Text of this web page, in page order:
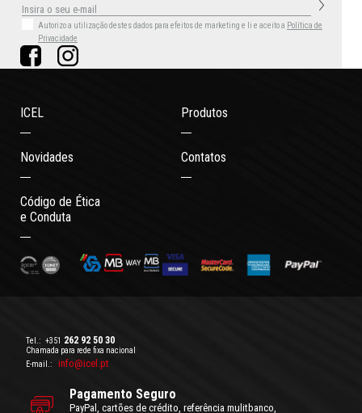
Autorizo a utilização destes dados para efeitos de marketing e li e aceito a Política de
Privacidade
ICEL Produtos
Novidades Contatos
Código de Ética
e Conduta
Tel.: +351 262 92 50 30
Chamada para rede fixa nacional
E-mail.:
info@icel.pt
Pagamento Seguro
PayPal, cartões de crédito, referência mulitbanco,